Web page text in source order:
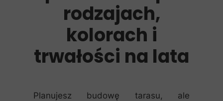
rodzajach,
kolorach i
trwałości na lata
Planujesz budowę tarasu, ale